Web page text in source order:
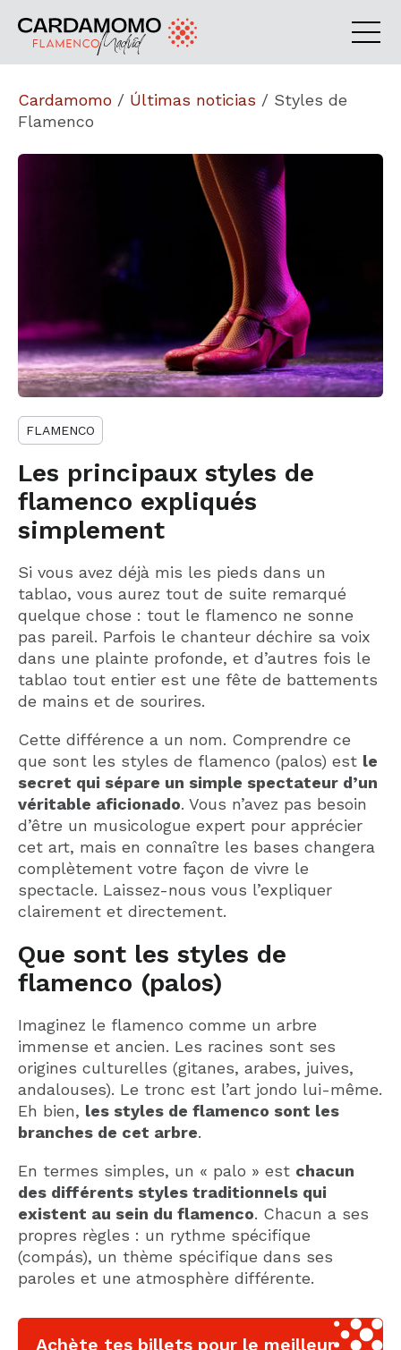
Cardamomo / Últimas noticias / Styles de
Flamenco
FLAMENCO
Les principaux styles de
flamenco expliqués
simplement
Si vous avez déjà mis les pieds dans un
tablao, vous aurez tout de suite remarqué
quelque chose : tout le flamenco ne sonne
pas pareil. Parfois le chanteur déchire sa voix
dans une plainte profonde, et d’autres fois le
tablao tout entier est une fête de battements
de mains et de sourires.
Cette différence a un nom. Comprendre ce
que sont les styles de flamenco (palos) est le
secret qui sépare un simple spectateur d’un
véritable aficionado. Vous n’avez pas besoin
d’être un musicologue expert pour apprécier
cet art, mais en connaître les bases changera
complètement votre façon de vivre le
spectacle. Laissez-nous vous l’expliquer
clairement et directement.
Que sont les styles de
flamenco (palos)
Imaginez le flamenco comme un arbre
immense et ancien. Les racines sont ses
origines culturelles (gitanes, arabes, juives,
andalouses). Le tronc est l’art jondo lui-même.
Eh bien, les styles de flamenco sont les
branches de cet arbre.
En termes simples, un « palo » est chacun
des différents styles traditionnels qui
existent au sein du flamenco. Chacun a ses
propres règles : un rythme spécifique
(compás), un thème spécifique dans ses
paroles et une atmosphère différente.
Achète tes billets pour le meilleur